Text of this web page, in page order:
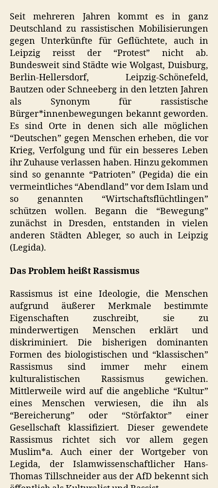
Seit mehreren Jahren kommt es in ganz
Deutschland zu rassistischen Mobilisierungen
gegen Unterkünfte für Geflüchtete, auch in
Leipzig reisst der “Protest” nicht ab.
Bundesweit sind Städte wie Wolgast, Duisburg,
Berlin-Hellersdorf, Leipzig-Schönefeld,
Bautzen oder Schneeberg in den letzten Jahren
als Synonym für rassistische
Bürger*innenbewegungen bekannt geworden.
Es sind Orte in denen sich alle möglichen
“Deutschen” gegen Menschen erheben, die vor
Krieg, Verfolgung und für ein besseres Leben
ihr Zuhause verlassen haben. Hinzu gekommen
sind so genannte “Patrioten” (Pegida) die ein
vermeintliches “Abendland” vor dem Islam und
so genannten “Wirtschaftsflüchtlingen”
schützen wollen. Begann die “Bewegung”
zunächst in Dresden, entstanden in vielen
anderen Städten Ableger, so auch in Leipzig
(Legida).
Das Problem heißt Rassismus
Rassismus ist eine Ideologie, die Menschen
aufgrund äußerer Merkmale bestimmte
Eigenschaften zuschreibt, sie zu
minderwertigen Menschen erklärt und
diskriminiert. Die bisherigen dominanten
Formen des biologistischen und “klassischen”
Rassismus sind immer mehr einem
kulturalistischen Rassismus gewichen.
Mittlerweile wird auf die angebliche “Kultur”
eines Menschen verwiesen, die ihn als
“Bereicherung” oder “Störfaktor” einer
Gesellschaft klassifiziert. Dieser gewendete
Rassismus richtet sich vor allem gegen
Muslim*a. Auch einer der Wortgeber von
Legida, der Islamwissenschaftlicher Hans-
Thomas Tillschneider aus der AfD bekennt sich